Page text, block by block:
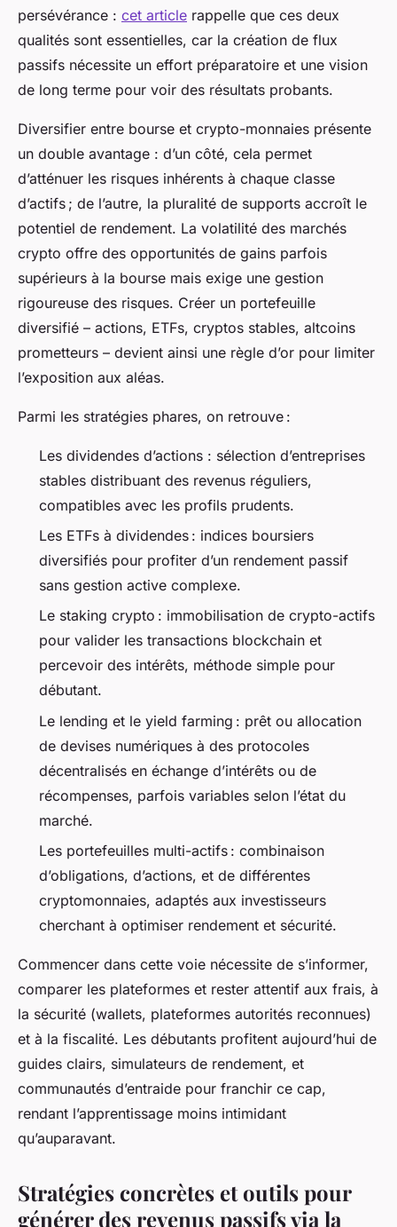
persévérance : cet article rappelle que ces deux
qualités sont essentielles, car la création de flux
passifs nécessite un effort préparatoire et une vision
de long terme pour voir des résultats probants.
Diversifier entre bourse et crypto-monnaies présente
un double avantage : d’un côté, cela permet
d’atténuer les risques inhérents à chaque classe
d’actifs ; de l’autre, la pluralité de supports accroît le
potentiel de rendement. La volatilité des marchés
crypto offre des opportunités de gains parfois
supérieurs à la bourse mais exige une gestion
rigoureuse des risques. Créer un portefeuille
diversifié – actions, ETFs, cryptos stables, altcoins
prometteurs – devient ainsi une règle d’or pour limiter
l’exposition aux aléas.
Parmi les stratégies phares, on retrouve :
Les dividendes d’actions : sélection d’entreprises
stables distribuant des revenus réguliers,
compatibles avec les profils prudents.
Les ETFs à dividendes : indices boursiers
diversifiés pour profiter d’un rendement passif
sans gestion active complexe.
Le staking crypto : immobilisation de crypto-actifs
pour valider les transactions blockchain et
percevoir des intérêts, méthode simple pour
débutant.
Le lending et le yield farming : prêt ou allocation
de devises numériques à des protocoles
décentralisés en échange d’intérêts ou de
récompenses, parfois variables selon l’état du
marché.
Les portefeuilles multi-actifs : combinaison
d’obligations, d’actions, et de différentes
cryptomonnaies, adaptés aux investisseurs
cherchant à optimiser rendement et sécurité.
Commencer dans cette voie nécessite de s’informer,
comparer les plateformes et rester attentif aux frais, à
la sécurité (wallets, plateformes autorités reconnues)
et à la fiscalité. Les débutants profitent aujourd’hui de
guides clairs, simulateurs de rendement, et
communautés d’entraide pour franchir ce cap,
rendant l’apprentissage moins intimidant
qu’auparavant.
Stratégies concrètes et outils pour
générer des revenus passifs via la